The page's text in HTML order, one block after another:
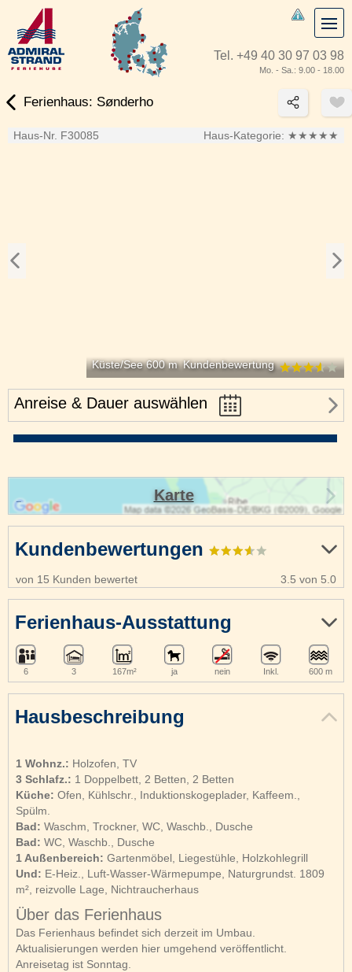
Tel. +49 40 30 97 03 98
Mo. - Sa.: 9.00 - 18.00
Ferienhaus: Sønderho
Haus-Nr. F30085 Haus-Kategorie: ★★★★★
Küste/See 600 m Kundenbewertung
Anreise & Dauer auswählen
Hausbeschreibung
1 Wohnz.: Holzofen, TV
3 Schlafz.: 1 Doppelbett, 2 Betten, 2 Betten
Küche: Ofen, Kühlschr., Induktionskogeplader, Kaffeem.,
Spülm.
Bad: Waschm, Trockner, WC, Waschb., Dusche
Bad: WC, Waschb., Dusche
1 Außenbereich: Gartenmöbel, Liegestühle, Holzkohlegrill
Und: E-Heiz., Luft-Wasser-Wärmepumpe, Naturgrundst. 1809
m², reizvolle Lage, Nichtraucherhaus
Über das Ferienhaus
Das Ferienhaus befindet sich derzeit im Umbau.
Aktualisierungen werden hier umgehend veröffentlicht.
Anreisetag ist Sonntag.
Kundenbewertungen
von 15 Kunden bewertet 3.5 von 5.0
Ferienhaus-Ausstattung
6 3 167m² ja nein Inkl. 600 m
Karte